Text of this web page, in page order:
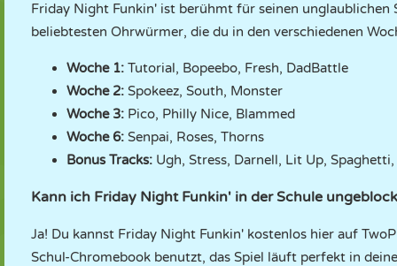
Friday Night Funkin' ist berühmt für seinen
beliebtesten Ohrwürmer, die du in den verschiedenen
Woche 1: Tutorial, Bopeebo, Fresh, DadBattle
Woche 2: Spokeez, South, Monster
Woche 3: Pico, Philly Nice, Blammed
Woche 6: Senpai, Roses, Thorns
Bonus Tracks: Ugh, Stress, Darnell, Lit Up,
Kann ich Friday Night Funkin' in der Schule
Ja! Du kannst Friday Night Funkin' kostenlos hier auf
Schul-Chromebook benutzt, das Spiel läuft perfekt in